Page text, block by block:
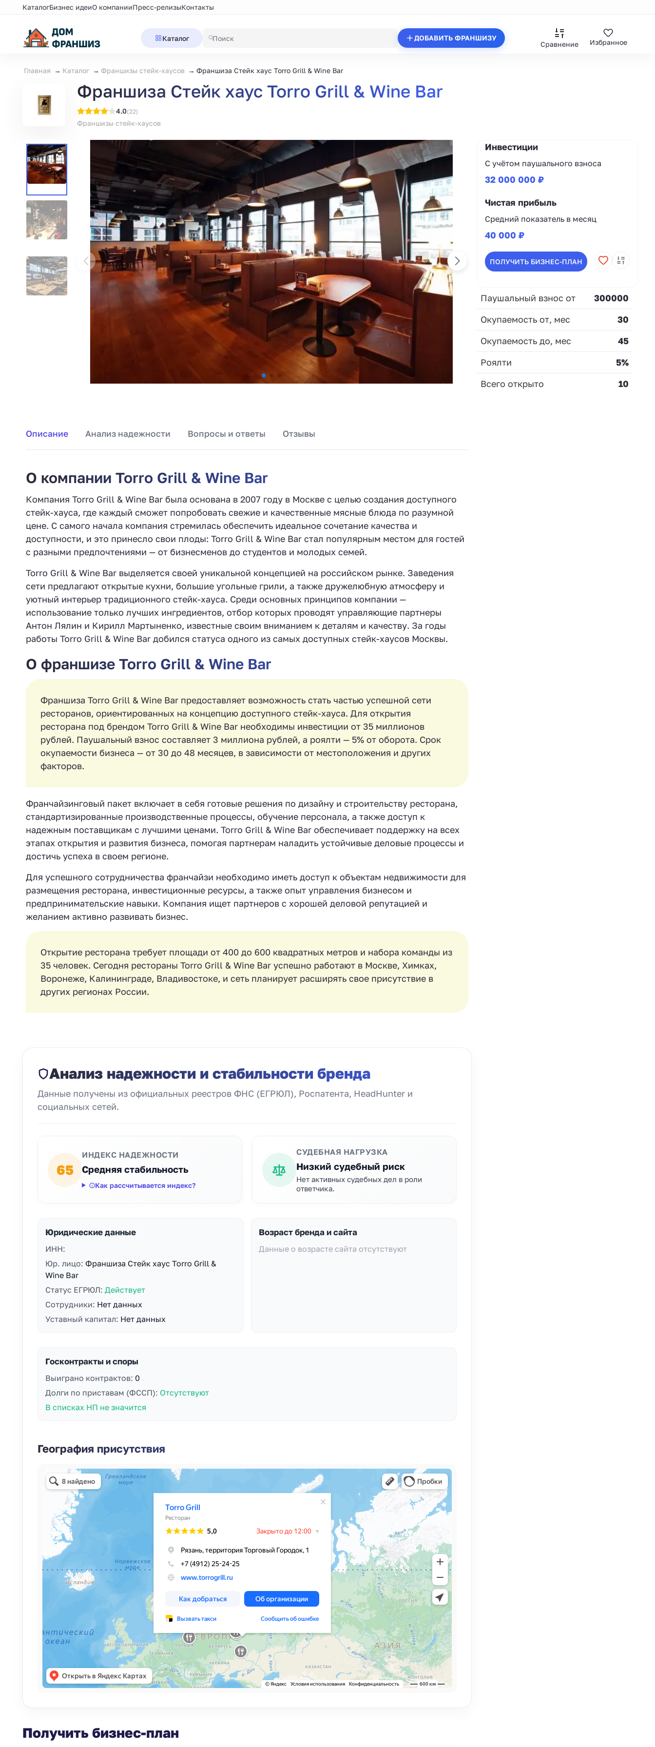
КаталогБизнес идеиО компанииПресс-релизыКонтакты
Каталог ДОБАВИТЬ ФРАНШИЗУ
Сравнение Избранное
Главная Каталог Франшизы стейк-хаусов Франшиза Стейк хаус Torro Grill & Wine Bar
Франшиза Стейк хаус Torro Grill & Wine Bar
4.0(22)
Франшизы стейк-хаусов
Описание Анализ надежности Вопросы и ответы Отзывы
О компании Torro Grill & Wine Bar
Компания Torro Grill & Wine Bar была основана в 2007 году в Москве с целью создания доступного
стейк-хауса, где каждый сможет попробовать свежие и качественные мясные блюда по разумной
цене. С самого начала компания стремилась обеспечить идеальное сочетание качества и
доступности, и это принесло свои плоды: Torro Grill & Wine Bar стал популярным местом для гостей
с разными предпочтениями — от бизнесменов до студентов и молодых семей.
Torro Grill & Wine Bar выделяется своей уникальной концепцией на российском рынке. Заведения
сети предлагают открытые кухни, большие угольные грили, а также дружелюбную атмосферу и
уютный интерьер традиционного стейк-хауса. Среди основных принципов компании —
использование только лучших ингредиентов, отбор которых проводят управляющие партнеры
Антон Лялин и Кирилл Мартыненко, известные своим вниманием к деталям и качеству. За годы
работы Torro Grill & Wine Bar добился статуса одного из самых доступных стейк-хаусов Москвы.
О франшизе Torro Grill & Wine Bar
Франшиза Torro Grill & Wine Bar предоставляет возможность стать частью успешной сети
ресторанов, ориентированных на концепцию доступного стейк-хауса. Для открытия
ресторана под брендом Torro Grill & Wine Bar необходимы инвестиции от 35 миллионов
рублей. Паушальный взнос составляет 3 миллиона рублей, а роялти — 5% от оборота. Срок
окупаемости бизнеса — от 30 до 48 месяцев, в зависимости от местоположения и других
факторов.
Франчайзинговый пакет включает в себя готовые решения по дизайну и строительству ресторана,
стандартизированные производственные процессы, обучение персонала, а также доступ к
надежным поставщикам с лучшими ценами. Torro Grill & Wine Bar обеспечивает поддержку на всех
этапах открытия и развития бизнеса, помогая партнерам наладить устойчивые деловые процессы и
достичь успеха в своем регионе.
Для успешного сотрудничества франчайзи необходимо иметь доступ к объектам недвижимости для
размещения ресторана, инвестиционные ресурсы, а также опыт управления бизнесом и
предпринимательские навыки. Компания ищет партнеров с хорошей деловой репутацией и
желанием активно развивать бизнес.
Открытие ресторана требует площади от 400 до 600 квадратных метров и набора команды из
35 человек. Сегодня рестораны Torro Grill & Wine Bar успешно работают в Москве, Химках,
Воронеже, Калининграде, Владивостоке, и сеть планирует расширять свое присутствие в
других регионах России.
Анализ надежности и стабильности бренда
Данные получены из официальных реестров ФНС (ЕГРЮЛ), Роспатента, HeadHunter и
социальных сетей.
65
ИНДЕКС НАДЕЖНОСТИ
Средняя стабильность
Как рассчитывается индекс?
СУДЕБНАЯ НАГРУЗКА
Низкий судебный риск
Нет активных судебных дел в роли
ответчика.
Юридические данные
ИНН:
Юр. лицо: Франшиза Стейк хаус Torro Grill &
Wine Bar
Статус ЕГРЮЛ: Действует
Сотрудники: Нет данных
Уставный капитал: Нет данных
Возраст бренда и сайта
Данные о возрасте сайта отсутствуют
Госконтракты и споры
Выиграно контрактов: 0
Долги по приставам (ФССП): Отсутствуют
В списках НП не значится
География присутствия
Получить бизнес-план
Инвестиции
С учётом паушального взноса
32 000 000 ₽
Чистая прибыль
Средний показатель в месяц
40 000 ₽
ПОЛУЧИТЬ БИЗНЕС-ПЛАН
Паушальный взнос от
300000
Окупаемость от, мес
30
Окупаемость до, мес
45
Роялти
5%
Всего открыто
10